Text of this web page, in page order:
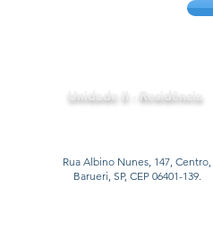
Unidade II - Residência
Rua Albino Nunes, 147, Centro,
Barueri, SP, CEP 06401-139.